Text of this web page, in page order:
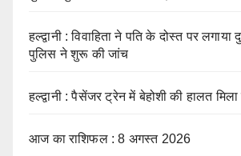
हल्द्वानी : विवाहिता ने पति के दोस्त पर लगाया
पुलिस ने शुरू की जांच
हल्द्वानी : पैसेंजर ट्रेन में बेहोशी की हालत
आज का राशिफल : 8 अगस्त 2026